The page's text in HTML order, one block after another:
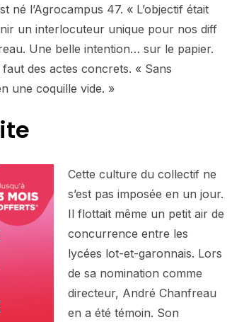
né l’Agrocampus 47. « L’objectif était
un interlocuteur unique pour nos diff
Une belle intention… sur le papier.
des actes concrets. « Sans
une coquille vide. »
Cette culture du collectif ne
s’est pas imposée en un jour.
Il flottait même un petit air de
concurrence entre les
lycées lot-et-garonnais. Lors
de sa nomination comme
directeur, André Chanfreau
en a été témoin. Son